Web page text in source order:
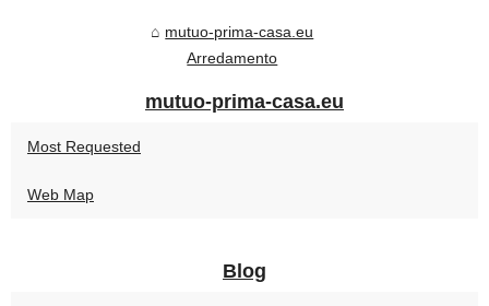
mutuo-prima-casa.eu
Arredamento
mutuo-prima-casa.eu
Most Requested
Web Map
Blog